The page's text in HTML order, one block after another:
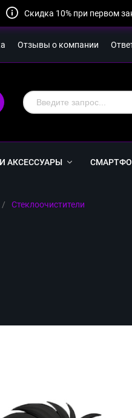
Скидка 10% при первом
Отзывы о компании
АКСЕССУАРЫ
/ Стеклоочистители